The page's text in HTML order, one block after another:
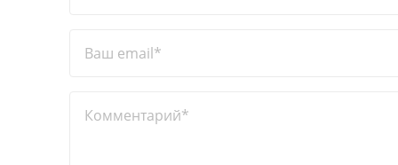
Ваш email*
Комментарий*